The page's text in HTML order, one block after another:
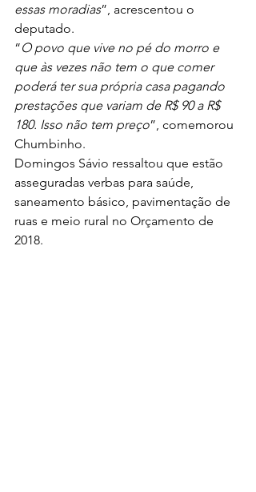
essas moradias”, acrescentou o
deputado.
“O povo que vive no pé do morro e
que às vezes não tem o que comer
poderá ter sua própria casa pagando
prestações que variam de R$ 90 a R$
180. Isso não tem preço”, comemorou
Chumbinho.
Domingos Sávio ressaltou que estão
asseguradas verbas para saúde,
saneamento básico, pavimentação de
ruas e meio rural no Orçamento de
2018.